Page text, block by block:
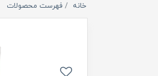
خانه فهرست محصولات